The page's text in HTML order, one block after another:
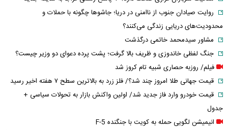
روایت صیادان جنوب از ناامنی در دریا؛ جاشوها چگونه با حملات و
محدودیت‌های دریایی زندگی می‌کنند؟
مشاور سیدمحمد خاتمی درگذشت
جنگ لفظی خاندوزی و ظریف بالا گرفت؛ پشت پرده دعوای دو وزیر چیست؟
فیلم/ روزبه حصاری شبیه تام کروز شد
قیمت جهانی طلا امروز چند شد؟/ فلز زرد به بالاترین سطح ۷ هفته اخیر رسید
قیمت خودرو وارد فاز جدید شد/ اولین واکنش بازار به تحولات سیاسی +
جدول
انیمیشن لگویی حمله به کویت با جنگنده F-5